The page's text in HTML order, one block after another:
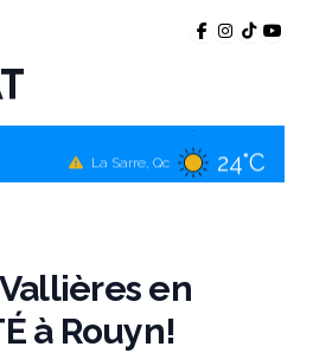
24°C
Amos, Qcen
à Rouyn!